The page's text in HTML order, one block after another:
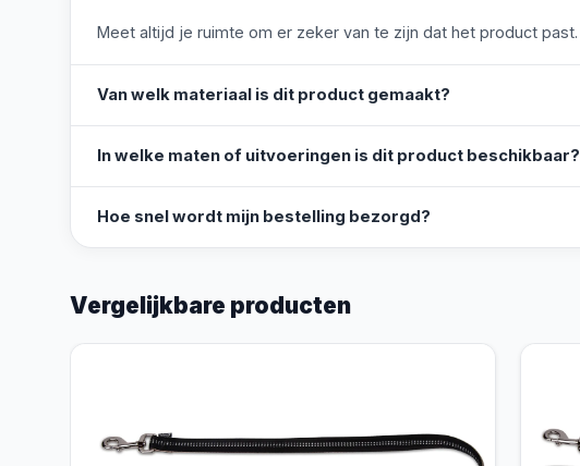
Meet altijd je ruimte om er zeker van te zijn dat het product past.
Van welk materiaal is dit product gemaakt?
In welke maten of uitvoeringen is dit product beschikbaar?
Hoe snel wordt mijn bestelling bezorgd?
Vergelijkbare producten